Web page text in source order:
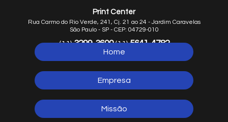
Print Center
Rua Carmo do Rio Verde, 241, Cj. 21 ao 24 - Jardim Caravelas
São Paulo - SP - CEP: 04729-010
(11)3299-3600(11)5641-4782
5641-1254
Home
Empresa
Missão